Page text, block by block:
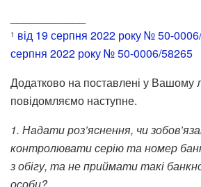
1 від 19 серпня 2022 року № 50-
серпня 2022 року № 50-0006/58265
Додатково на поставлені у Вашому
повідомляємо наступне.
1. Надати роз’яснення, чи
контролювати серію та номер
з обігу, та не приймати такі